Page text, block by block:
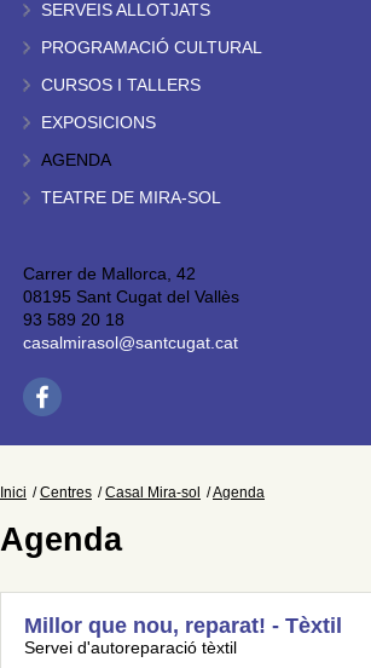
SERVEIS ALLOTJATS
PROGRAMACIÓ CULTURAL
CURSOS I TALLERS
EXPOSICIONS
AGENDA
TEATRE DE MIRA-SOL
Carrer de Mallorca, 42
08195 Sant Cugat del Vallès
93 589 20 18
casalmirasol@santcugat.cat
Inici Centres Casal Mira-sol Agenda
Agenda
Millor que nou, reparat! - Tèxtil
Servei d'autoreparació tèxtil